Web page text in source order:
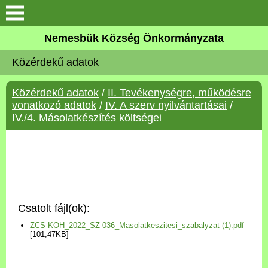
Keresés
Önkormányzat
Közös Önkormányzati
Hivatal
MAGYAR FALU PROGRAM
Nemesbük Község Önkormányzata
Közérdekű adatok
Közérdekű adatok / II. Tevékenységre, működésre
vonatkozó adatok / IV. A szerv nyilvántartásai /
IV./4. Másolatkészítés költségei
Csatolt fájl(ok):
ZCS-KOH_2022_SZ-036_Masolatkeszitesi_szabalyzat (1).pdf
[101,47KB]